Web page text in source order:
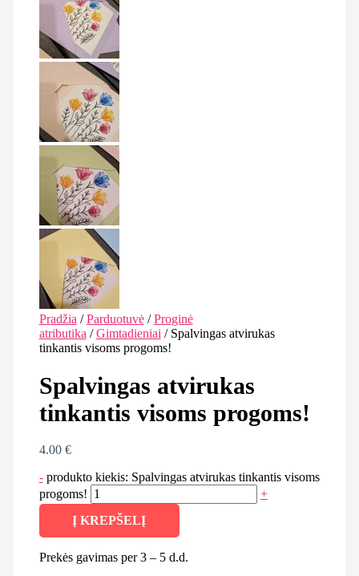
Pradžia/Parduotuvė/Proginė
atributika/Gimtadieniai/ Spalvingas atvirukas
tinkantis visoms progoms!
Spalvingas atvirukas
tinkantis visoms progoms!
4.00 €
- produkto kiekis: Spalvingas atvirukas tinkantis visoms
progoms!
+
Į KREPŠELĮ
Prekės gavimas per 3 – 5 d.d.